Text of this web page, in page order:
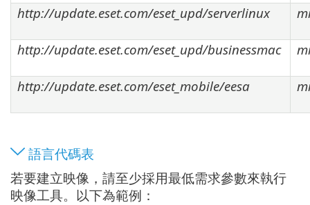
http://update.eset.com/eset_upd/serverlinux
http://update.eset.com/eset_upd/businessmac
http://update.eset.com/eset_mobile/eesa
語言代碼表
若要建立映像，請至少採用最低需求參數來執行
映像工具。以下為範例：